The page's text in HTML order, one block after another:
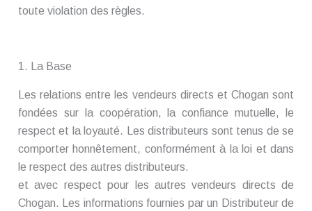
toute violation des règles.
1. La Base
Les relations entre les vendeurs directs et Chogan sont
fondées sur la coopération, la confiance mutuelle, le
respect et la loyauté. Les distributeurs sont tenus de se
comporter honnêtement, conformément à la loi et dans
le respect des autres distributeurs.
et avec respect pour les autres vendeurs directs de
Chogan. Les informations fournies par un Distributeur de